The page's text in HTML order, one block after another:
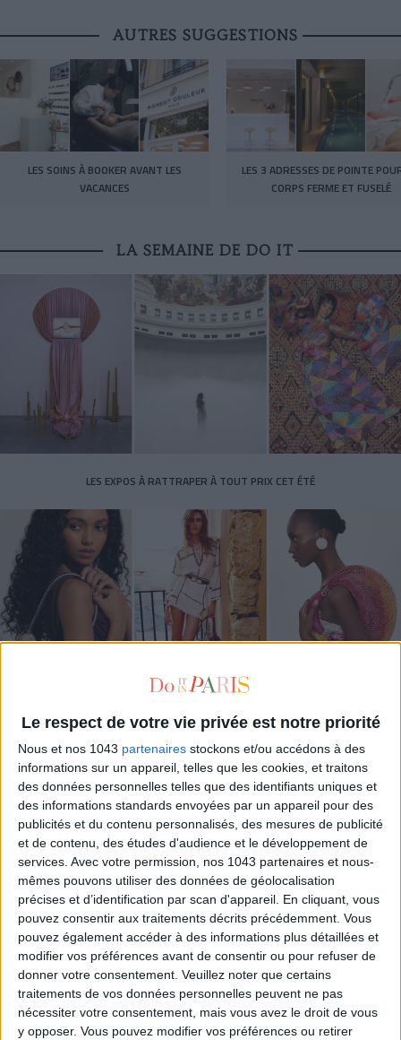
Le respect de votre vie privée est notre priorité
Nous et nos 1043 partenaires stockons et/ou accédons à des
informations sur un appareil, telles que les cookies, et traitons
des données personnelles telles que des identifiants uniques et
des informations standards envoyées par un appareil pour des
publicités et du contenu personnalisés, des mesures de publicité
et de contenu, des études d'audience et le développement de
services. Avec votre permission, nos 1043 partenaires et nous-
mêmes pouvons utiliser des données de géolocalisation
précises et d’identification par scan d'appareil. En cliquant, vous
pouvez consentir aux traitements décrits précédemment. Vous
pouvez également accéder à des informations plus détaillées et
modifier vos préférences avant de consentir ou pour refuser de
donner votre consentement. Veuillez noter que certains
traitements de vos données personnelles peuvent ne pas
nécessiter votre consentement, mais vous avez le droit de vous
y opposer. Vous pouvez modifier vos préférences ou retirer
AUTRES SUGGESTIONS
LES SOINS À BOOKER AVANT LES
VACANCES
LES 3 ADRESSES DE POINTE
CORPS FERME ET FUSELÉ
LA SEMAINE DE DO IT
LES EXPOS À RATTRAPER À TOUT PRIX CET ÉTÉ
LES SACS D’ÉTÉ QUI DONNENT LE TON DE LA SAISON
CONNAISSEZ-VOUS LE AIRBNB DE LA PISCINE AUTOUR DE PARIS ?